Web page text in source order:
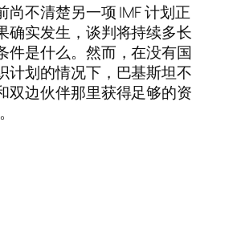
尚不清楚另一项 IMF 计划正
确实发生，谈判将持续多长
件是什么。然而，在没有国
计划的情况下，巴基斯坦不
双边伙伴那里获得足够的资